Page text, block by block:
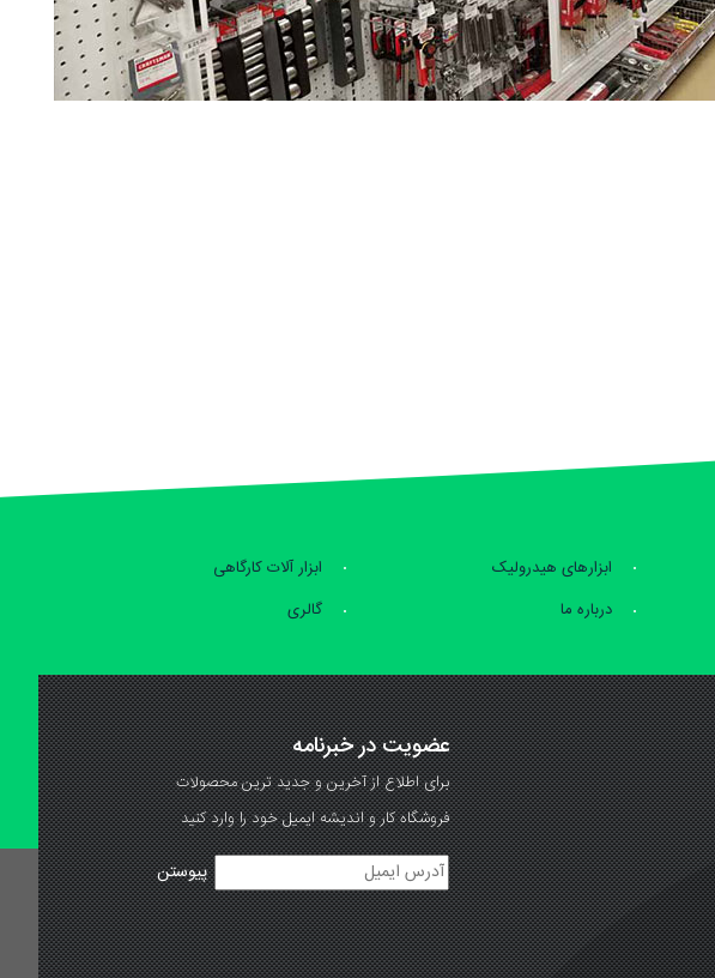
ابزارهای هیدرولیک
ابزار آلات کارگاهی
درباره ما گالری
عضویت در خبرنامه
برای اطلاع از آخرین و جدید ترین محصولات
فروشگاه کار و اندیشه ایمیل خود را وارد کنید